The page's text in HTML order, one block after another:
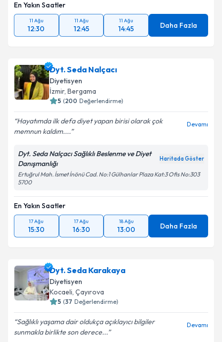
En Yakın Saatler
11 Ağu
12:30
11 Ağu
12:45
11 Ağu
14:45 Daha Fazla
Dyt. Seda Nalçacı
Diyetisyen
İzmir, Bergama
5 (200 Değerlendirme)
Hayatımda ilk defa diyet yapan birisi olarak çok
memnun kaldım....
Devamı
Dyt. Seda Nalçacı Sağlıklı Beslenme ve Diyet
Danışmanlığı
Haritada Göster
Ertuğrul Mah. İsmet İnönü Cad. No:1 Gülhanlar Plaza Kat:3 Ofis No:303
5700
En Yakın Saatler
17 Ağu
15:30
17 Ağu
16:30
18 Ağu
13:00 Daha Fazla
Dyt. Seda Karakaya
Diyetisyen
Kocaeli, Çayırova
5 (37 Değerlendirme)
Sağlıklı yaşama dair oldukça açıklayıcı bilgiler
sunmakla birlikte son derece...
Devamı